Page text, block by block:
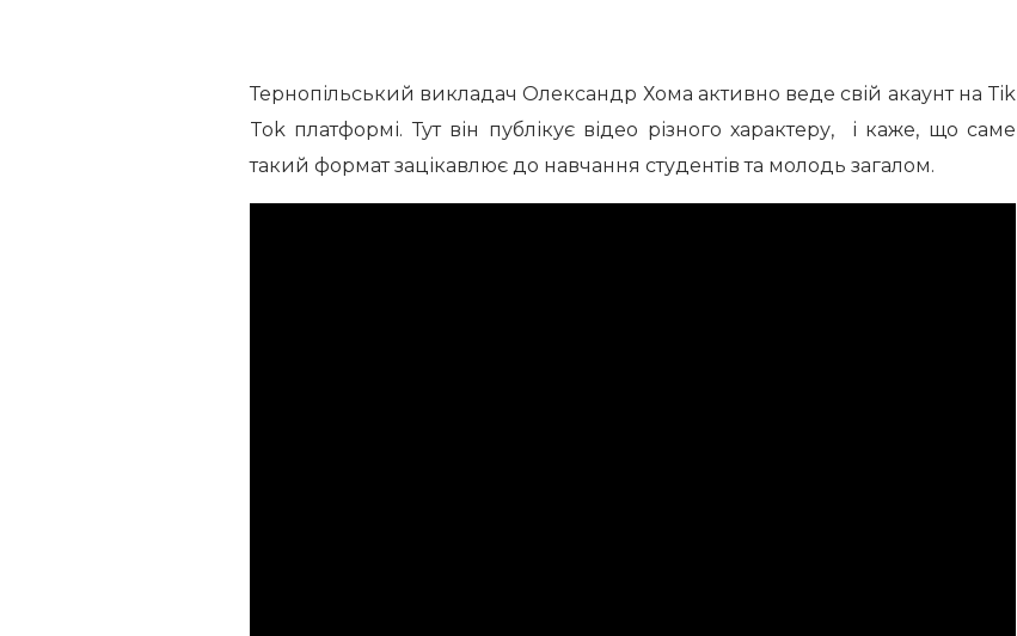
Тернопільський викладач Олександр Хома активно веде свій акаунт на Tik
Tok платформі. Тут він публікує відео різного характеру, і каже, що саме
такий формат зацікавлює до навчання студентів та молодь загалом.